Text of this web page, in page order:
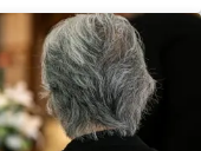
と助かります。続きを